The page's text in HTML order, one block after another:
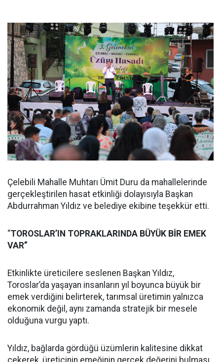
Çelebili Mahalle Muhtarı Ümit Duru da mahallelerinde
gerçekleştirilen hasat etkinliği dolayısıyla Başkan
Abdurrahman Yıldız ve belediye ekibine teşekkür etti.
“TOROSLAR’IN TOPRAKLARINDA BÜYÜK BİR EMEK
VAR”
Etkinlikte üreticilere seslenen Başkan Yıldız,
Toroslar’da yaşayan insanların yıl boyunca büyük bir
emek verdiğini belirterek, tarımsal üretimin yalnızca
ekonomik değil, aynı zamanda stratejik bir mesele
olduğuna vurgu yaptı.
Yıldız, bağlarda gördüğü üzümlerin kalitesine dikkat
çekerek, üreticinin emeğinin gerçek değerini bulması